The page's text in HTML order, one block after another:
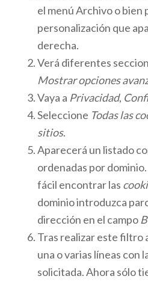
el menú Archivo o bien
personalización que
derecha.
Verá diferentes
Mostrar opciones
Vaya a Privacidad,
Seleccione Todas las
sitios.
Aparecerá un listado
ordenadas por dominio.
fácil encontrar las
dominio introduzca
dirección en el campo
Tras realizar este filtro
una o varias líneas con
solicitada. Ahora sólo